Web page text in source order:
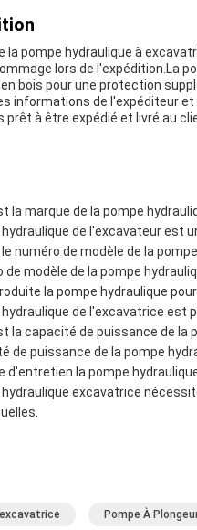
la pompe hydraulique à
lors de l'expédition.La
bois pour une protection
informations de l'expéditeur
à être expédié et livré au
la marque de la pompe
hydraulique de l'excavateur est
numéro de modèle de la
de modèle de la pompe
la pompe hydraulique
hydraulique de l'excavatrice est
la capacité de puissance de la
de puissance de la pompe
d'entretien la pompe
hydraulique excavatrice
Pompe À